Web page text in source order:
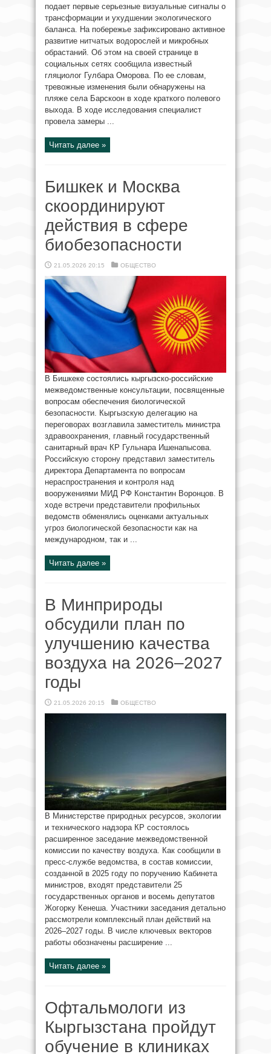
подает первые серьезные визуальные сигналы о
трансформации и ухудшении экологического
баланса. На побережье зафиксировано активное
развитие нитчатых водорослей и микробных
обрастаний. Об этом на своей странице в
социальных сетях сообщила известный
гляциолог Гулбара Оморова. По ее словам,
тревожные изменения были обнаружены на
пляже села Барскоон в ходе краткого полевого
выхода. В ходе исследования специалист
провела замеры ...
Читать далее »
Бишкек и Москва
скоординируют
действия в сфере
биобезопасности
21.05.2026 20:15 ОБЩЕСТВО
В Бишкеке состоялись кыргызско-российские
межведомственные консультации, посвященные
вопросам обеспечения биологической
безопасности. Кыргызскую делегацию на
переговорах возглавила заместитель министра
здравоохранения, главный государственный
санитарный врач КР Гульнара Ишенапысова.
Российскую сторону представил заместитель
директора Департамента по вопросам
нераспространения и контроля над
вооружениями МИД РФ Константин Воронцов. В
ходе встречи представители профильных
ведомств обменялись оценками актуальных
угроз биологической безопасности как на
международном, так и ...
Читать далее »
В Минприроды
обсудили план по
улучшению качества
воздуха на 2026–2027
годы
21.05.2026 20:15 ОБЩЕСТВО
В Министерстве природных ресурсов, экологии
и технического надзора КР состоялось
расширенное заседание межведомственной
комиссии по качеству воздуха. Как сообщили в
пресс-службе ведомства, в состав комиссии,
созданной в 2025 году по поручению Кабинета
министров, входят представители 25
государственных органов и восемь депутатов
Жогорку Кенеша. Участники заседания детально
рассмотрели комплексный план действий на
2026–2027 годы. В числе ключевых векторов
работы обозначены расширение ...
Читать далее »
Офтальмологи из
Кыргызстана пройдут
обучение в клиниках